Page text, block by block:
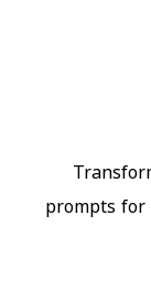
prompts for